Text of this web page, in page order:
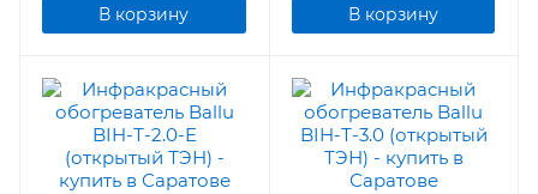
В корзину В корзину